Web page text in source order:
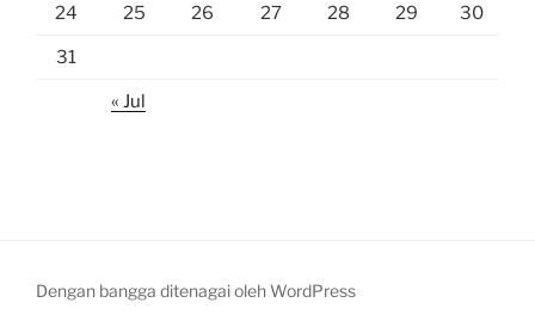
24 25 26 27 28 29 30
31
« Jul
Dengan bangga ditenagai oleh WordPress